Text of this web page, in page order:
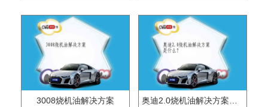
3008烧机油解决方案